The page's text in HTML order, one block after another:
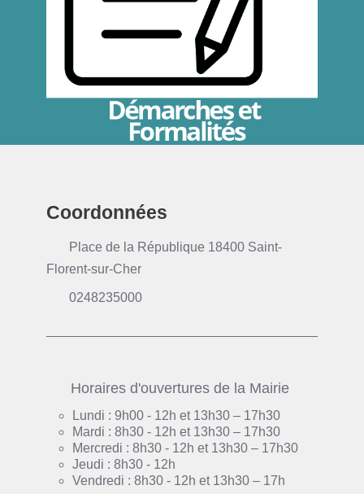
Coordonnées
Place de la République 18400 Saint-
Florent-sur-Cher
0248235000
Horaires d'ouvertures de la Mairie
Lundi : 9h00 - 12h et 13h30 – 17h30
Mardi : 8h30 - 12h et 13h30 – 17h30
Mercredi : 8h30 - 12h et 13h30 – 17h30
Jeudi : 8h30 - 12h
Vendredi : 8h30 - 12h et 13h30 – 17h